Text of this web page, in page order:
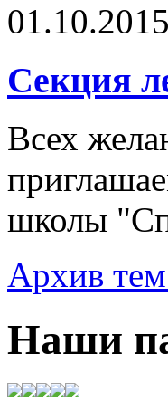
01.10.2015
Секция
Всех
школы
Архив
Наши